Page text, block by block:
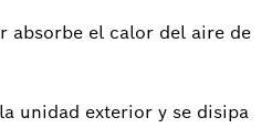
absorbe el calor del aire de
unidad exterior y se disipa